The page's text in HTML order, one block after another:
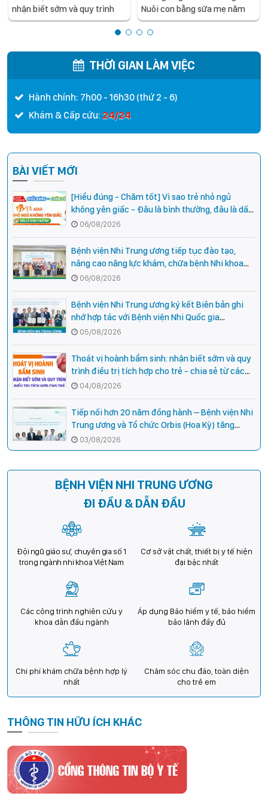
nhận biết sớm và quy trình
điều trị tích hợp cho trẻ -
Nuôi con bằng sữa mẹ năm
2026
THỜI GIAN LÀM VIỆC
Hành chính: 7h00 - 16h30 (thứ 2 - 6)
Khám & Cấp cứu: 24/24
BÀI VIẾT MỚI
[Hiểu đúng - Chăm tốt] Vì sao trẻ nhỏ ngủ
không yên giấc - Đâu là bình thường, đâu là dấu
hiệu cần đi khám ngay?
06/08/2026
Bệnh viện Nhi Trung ương tiếp tục đào tạo,
nâng cao năng lực khám, chữa bệnh Nhi khoa
cho cán bộ y tế tại các tỉnh miền núi phía Bắc
06/08/2026
Bệnh viện Nhi Trung ương ký kết Biên bản ghi
nhớ hợp tác với Bệnh viện Nhi Quốc gia
Campuchia
05/08/2026
Thoát vị hoành bẩm sinh: nhận biết sớm và quy
trình điều trị tích hợp cho trẻ - chia sẻ từ các
chuyên gia hàng đầu của Bệnh Viện Nhi Trung
ương
04/08/2026
Tiếp nối hơn 20 năm đồng hành – Bệnh viện Nhi
Trung ương và Tổ chức Orbis (Hoa Kỳ) tăng
cường hợp tác, mở rộng cơ hội bảo vệ thị lực
cho trẻ em Việt Nam
03/08/2026
BỆNH VIỆN NHI TRUNG ƯƠNG
ĐI ĐẦU & DẪN ĐẦU
Đội ngũ giáo sư, chuyên gia số 1
trong ngành nhi khoa Việt Nam
Cơ sở vật chất, thiết bị y tế hiện
đại bậc nhất
Các công trình nghiên cứu y
khoa dẫn đầu ngành
Áp dụng Bảo hiểm y tế, bảo hiểm
bảo lãnh đầy đủ
Chi phí khám chữa bệnh hợp lý
nhất
Chăm sóc chu đáo, toàn diện
cho trẻ em
THÔNG TIN HỮU ÍCH KHÁC